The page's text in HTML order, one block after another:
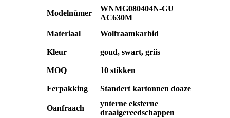
Modelnûmer
WNMG080404N-GU
AC630M
Materiaal
Wolfraamkarbid
Kleur goud, swart, griis
MOQ 10 stikken
Ferpakking Standert kartonnen doaze
Oanfraach
ynterne eksterne
draaigereedschappen